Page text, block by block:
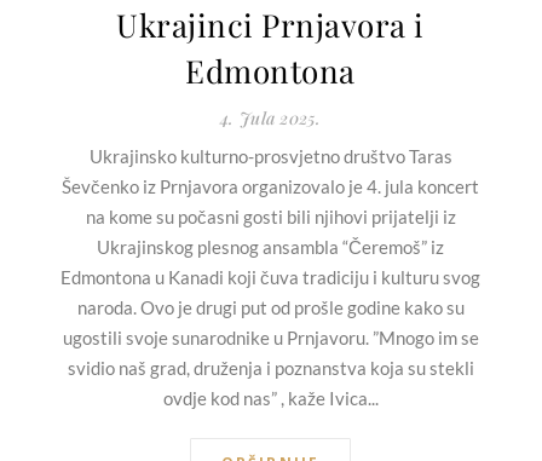
Ukrajinci Prnjavora i
Edmontona
4. Jula 2025.
Ukrajinsko kulturno-prosvjetno društvo Taras
Ševčenko iz Prnjavora organizovalo je 4. jula koncert
na kome su počasni gosti bili njihovi prijatelji iz
Ukrajinskog plesnog ansambla “Čeremoš” iz
Edmontona u Kanadi koji čuva tradiciju i kulturu svog
naroda. Ovo je drugi put od prošle godine kako su
ugostili svoje sunarodnike u Prnjavoru. ”Mnogo im se
svidio naš grad, druženja i poznanstva koja su stekli
ovdje kod nas” , kaže Ivica...